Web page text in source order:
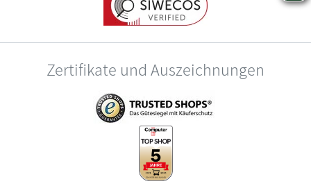
Zertifikate und Auszeichnungen